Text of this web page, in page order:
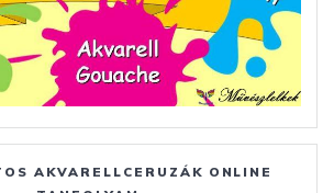
AKVARELLCERUZÁK ONLINE